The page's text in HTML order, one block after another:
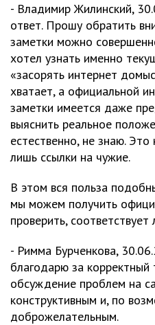
- Владимир Жилинский,
ответ. Прошу обратить
заметки можно
хотел узнать именно
«засорять интернет
хватает, а официальной
заметки имеется даже
выяснить реальное
естественно, не знаю.
лишь ссылки на чужие.
В этом вся польза
мы можем получить
проверить,
- Римма Бурченкова,
благодарю за
обсуждение проблем на
конструктивным и, по
доброжелательным.